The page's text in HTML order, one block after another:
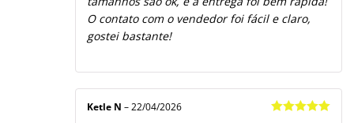
O contato com o vendedor foi fácil e claro,
gostei bastante!
Ketle N – 22/04/2026